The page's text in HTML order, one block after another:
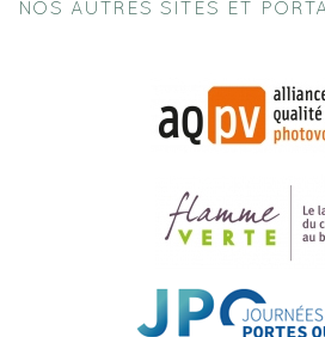
NOS AUTRES SITES ET